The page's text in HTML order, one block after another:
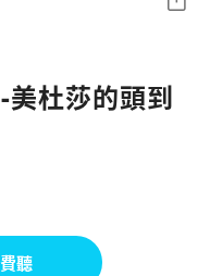
杜莎的頭到
聽